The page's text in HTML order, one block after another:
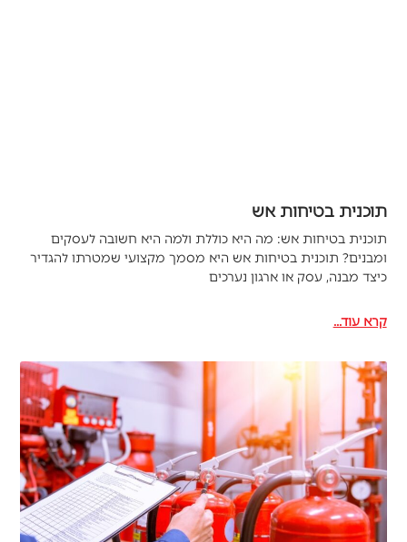
תוכנית בטיחות אש
תוכנית בטיחות אש: מה היא כוללת ולמה היא חשובה לעסקים
ומבנים? תוכנית בטיחות אש היא מסמך מקצועי שמטרתו להגדיר
כיצד מבנה, עסק או ארגון נערכים
קרא עוד...